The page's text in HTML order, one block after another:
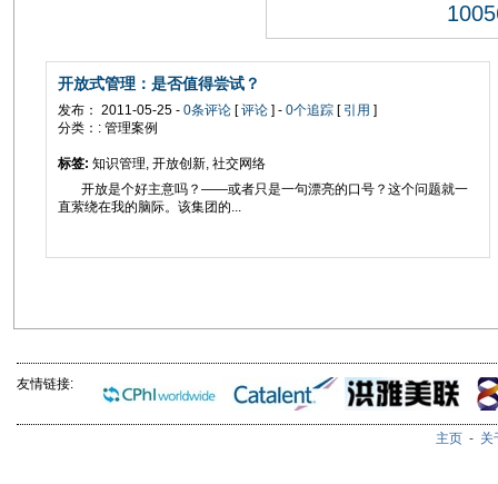
开放式管理：是否值得尝试？
发布： 2011-05-25 - 0条评论 [评论 ] - 0个追踪 [ 引用 ]
分类：: 管理案例
标签: 知识管理, 开放创新, 社交网络
开放是个好主意吗？——或者只是一句漂亮的口号？这个问题就一
直萦绕在我的脑际。该集团的...
友情链接:
主页 - 关